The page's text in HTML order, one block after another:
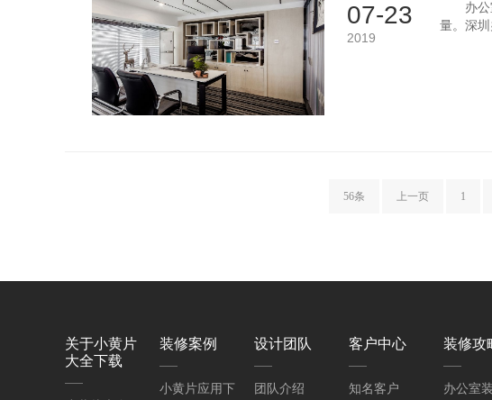
07-23
2019
办公室
量。
56条 上一页 1
关于小黄片
大全下载
装修案例
小黄片应用下
设计团队
团队介绍
客户中心
知名客户
装修攻
办公室